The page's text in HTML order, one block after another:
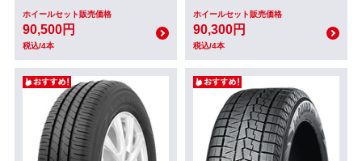
ホイールセット販売価格
90,500円
税込/4本
ホイールセット販売価格
90,300円
税込/4本